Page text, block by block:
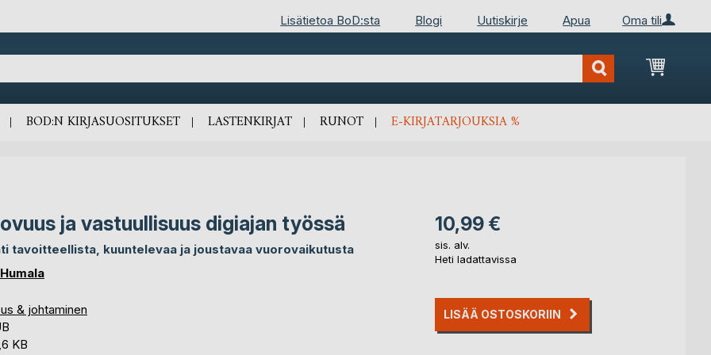
Oma tili
Lisätietoa BoD:sta Blogi Uutiskirje Apua
BOD:N KIRJASUOSITUKSET LASTENKIRJAT RUNOT E-KIRJATARJOUKSIA %
ja vastuullisuus digiajan työssä
tavoitteellista, kuuntelevaa ja joustavaa vuorovaikutusta
& johtaminen
KB
10,99 €
sis. alv.
Heti ladattavissa
LISÄÄ OSTOSKORIIN